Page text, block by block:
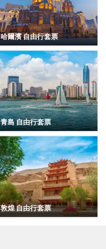
哈爾濱 自由行套票
青島 自由行套票
敦煌 自由行套票